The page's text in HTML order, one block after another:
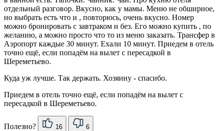
отдельный разговор. Вкусно, как у мамы. Меню не обширное,
но выбрать есть что и , повторюсь, очень вкусно. Номер
можно бронировать с завтраком и без. Его можно купить , по
желанию, а можно просто что то из меню заказать. Трансфер в
Аэропорт каждые 30 минут. Ехали 10 минут. Приедем в отель
точно ещё, если попадём на вылет с пересадкой в
Шереметьево.
Куда уж лучше. Так держать. Хозяину - спасибо.
Приедем в отель точно ещё, если попадём на вылет с
пересадкой в Шереметьево.
Полезно? 16 6